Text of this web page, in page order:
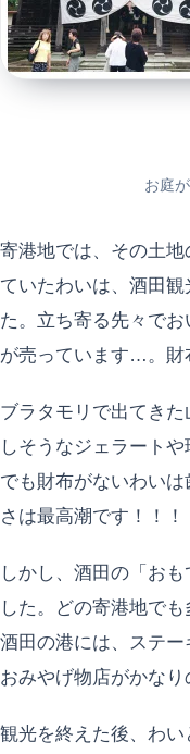
お庭
寄港地では、その土
ていたわいは、酒田
た。立ち寄る先々で
が売っています…。財
ブラタモリで出てき
しそうなジェラート
でも財布がないわい
さは最高潮です！！！
しかし、酒田の「お
した。どの寄港地で
酒田の港には、ステー
おみやげ物店がかなり
観光を終えた後、わ